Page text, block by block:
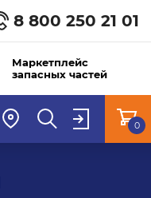
8 800 250 21 01
Маркетплейс
запасных частей
0